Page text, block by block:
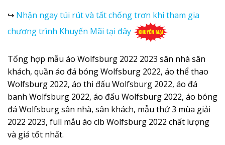
↪ Nhận ngay túi rút và tất chống trơn khi tham gia
chương trình Khuyến Mãi tại đây
Tổng hợp mẫu áo Wolfsburg 2022 2023 sân nhà sân
khách, quần áo đá bóng Wolfsburg 2022, áo thể thao
Wolfsburg 2022, áo thi đấu Wolfsburg 2022, áo đá
banh Wolfsburg 2022, áo đấu Wolfsburg 2022, áo bóng
đá Wolfsburg sân nhà, sân khách, mẫu thứ 3 mùa giải
2022 2023, full mẫu áo clb Wolfsburg 2022 chất lượng
và giá tốt nhất.